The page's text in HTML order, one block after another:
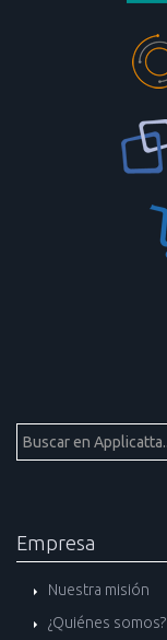
Empresa
Nuestra misión
¿Quiénes somos?